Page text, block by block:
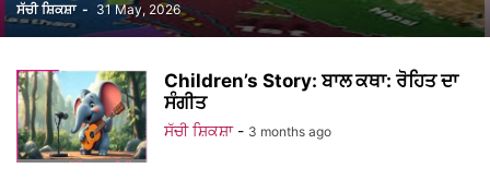
ਸੱਚੀ ਸ਼ਿਕਸ਼ਾ - 31 May, 2026
Children’s Story: ਬਾਲ ਕਥਾ: ਰੋਹਿਤ ਦਾ
ਸੰਗੀਤ
ਸੱਚੀ ਸ਼ਿਕਸ਼ਾ - 3 months ago